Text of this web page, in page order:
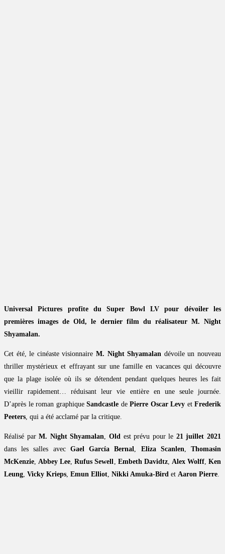
Universal Pictures profite du Super Bowl LV pour dévoiler les
premières images de Old, le dernier film du réalisateur M. Night
Shyamalan.
Cet été, le cinéaste visionnaire M. Night Shyamalan dévoile un nouveau
thriller mystérieux et effrayant sur une famille en vacances qui découvre
que la plage isolée où ils se détendent pendant quelques heures les fait
vieillir rapidement… réduisant leur vie entière en une seule journée.
D’après le roman graphique Sandcastle de Pierre Oscar Levy et Frederik
Peeters, qui a été acclamé par la critique.
Réalisé parM. Night Shyamalan, Oldest prévu pour le 21 juillet 2021
dans les salles avec Gael García Bernal, Eliza Scanlen,Thomasin
McKenzie,Abbey Lee,Rufus Sewell, Embeth Davidtz, Alex Wolff,Ken
Leung, Vicky Krieps, Emun Elliot, Nikki Amuka-Bird et Aaron Pierre.